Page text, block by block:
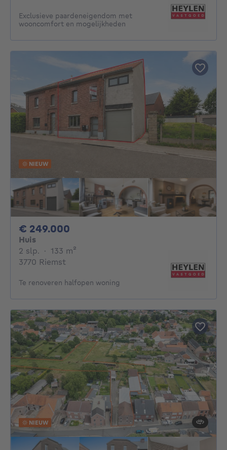
Exclusieve paardeneigendom met
wooncomfort en mogelijkheden
NIEUW
€ 249.000
Huis
2 slp. 2 slaapkamers
· 133 m²
3770 Riemst
Te renoveren halfopen woning
NIEUW